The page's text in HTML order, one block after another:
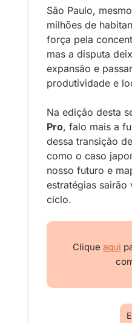
São Paulo,
milhões de
força pela
mas a disputa
expansão e
produtividade e
Na edição desta
Pro, falo mais a
dessa transição
como o caso
nosso futuro e
estratégias sairão
ciclo.
Clique aqui